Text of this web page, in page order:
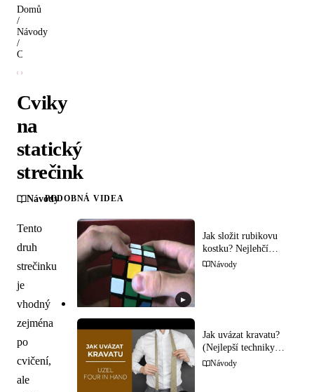
Domů
/
Návody
/
Cviky
na
statický
strečink
Návody
Tento
druh
strečinku
je
vhodný
zejména
po
cvičení,
ale
PODOBNÁ VIDEA
▶
Jak složit rubikovu
kostku? Nejlehčí
návod na skládání
Návody
Jak uvázat kravatu?
(Nejlepší techniky
vázání)
Návody